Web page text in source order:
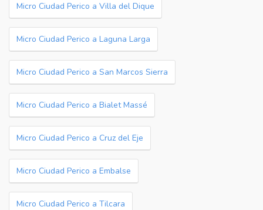
Micro Ciudad Perico a Villa del Dique
Micro Ciudad Perico a Laguna Larga
Micro Ciudad Perico a San Marcos Sierra
Micro Ciudad Perico a Bialet Massé
Micro Ciudad Perico a Cruz del Eje
Micro Ciudad Perico a Embalse
Micro Ciudad Perico a Tilcara